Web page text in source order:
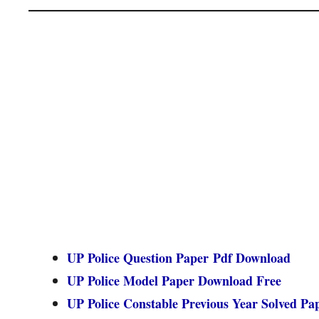
UP Police Question Paper Pdf Download
UP Police Model Paper Download Free
UP Police Constable Previous Year Solved